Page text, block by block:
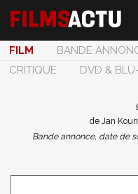
FILM BANDE
CRITIQUE
DVD &
de Jan
Bande annonce, date de